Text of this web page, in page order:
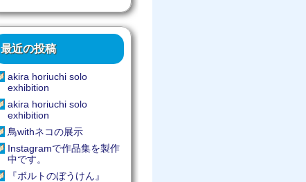
最近の投稿
akira horiuchi solo
exhibition
akira horiuchi solo
exhibition
鳥withネコの展示
Instagramで作品集を製作
中です。
『ボルトのぼうけん』